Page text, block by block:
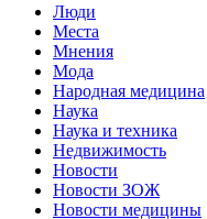
Люди
Места
Мнения
Мода
Народная медицина
Наука
Наука и техника
Недвижимость
Новости
Новости ЗОЖ
Новости медицины